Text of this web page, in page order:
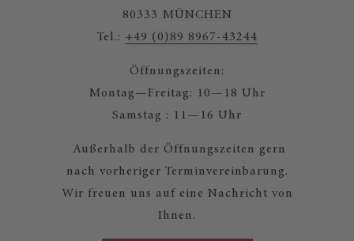
80333 MÜNCHEN
Tel.: +49 (0)89 8967-43244
Öffnungszeiten:
Montag—Freitag: 10—18 Uhr
Samstag : 11—16 Uhr
Außerhalb der Öffnungszeiten gern
nach vorheriger Terminvereinbarung.
Wir freuen uns auf eine Nachricht von
Ihnen.